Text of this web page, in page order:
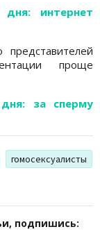
интернет
представителей
проще
за сперму
гомосексуалисты
подпишись: